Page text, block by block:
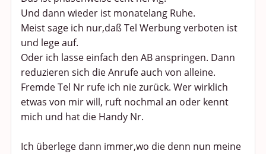
Und dann wieder ist monatelang Ruhe.
Meist sage ich nur,daß Tel Werbung verboten ist
und lege auf.
Oder ich lasse einfach den AB anspringen. Dann
reduzieren sich die Anrufe auch von alleine.
Fremde Tel Nr rufe ich nie zurück. Wer wirklich
etwas von mir will, ruft nochmal an oder kennt
mich und hat die Handy Nr.
Ich überlege dann immer,wo die denn nun meine